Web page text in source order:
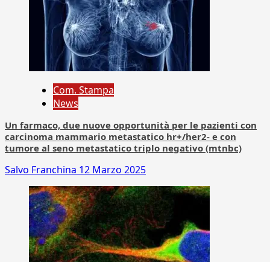
Com. Stampa
News
Un farmaco, due nuove opportunità per le pazienti con
carcinoma mammario metastatico hr+/her2- e con
tumore al seno metastatico triplo negativo (mtnbc)
Salvo Franchina 12 Marzo 2025